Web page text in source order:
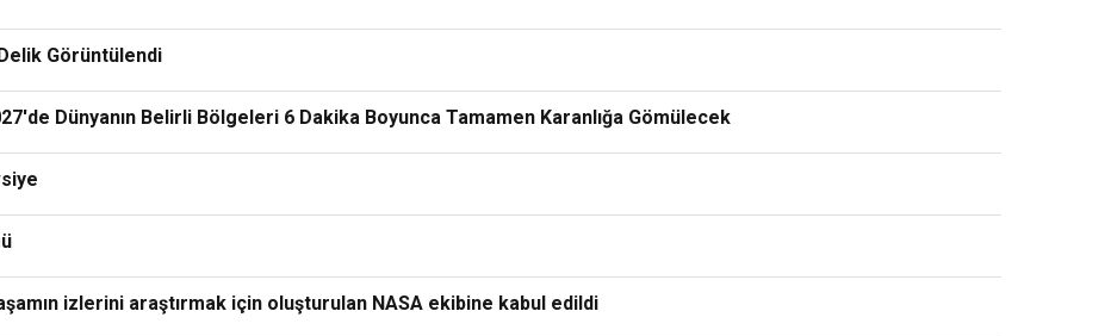
Görüntülendi
Dünyanın Belirli Bölgeleri 6 Dakika Boyunca Tamamen Karanlığa Gömülecek
izlerini araştırmak için oluşturulan NASA ekibine kabul edildi